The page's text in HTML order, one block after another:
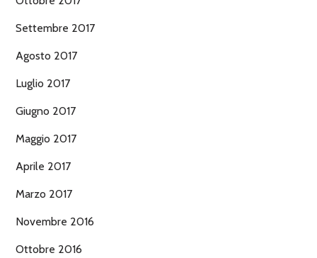
Settembre 2017
Agosto 2017
Luglio 2017
Giugno 2017
Maggio 2017
Aprile 2017
Marzo 2017
Novembre 2016
Ottobre 2016